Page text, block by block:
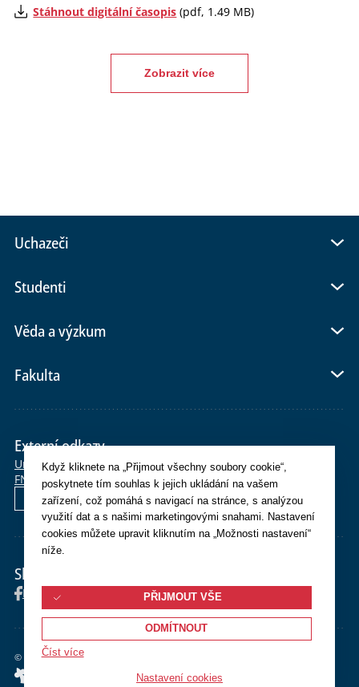
Stáhnout digitální časopis (pdf, 1.49 MB)
Zobrazit více
Uchazeči
Studenti
Věda a výzkum
Fakulta
Externí odkazy
Univerzita KarlovaE-shopPo>StudiumSiSMoodleOBD
FN PlzeňWhois WebmailHelpdesk
English
Sledujte nás
Facebook Instagram YouTube
© 2026 Univerzita Karlova Lékařská fakulta v Plzni
Když kliknete na „Přijmout všechny soubory cookie“,
poskytnete tím souhlas k jejich ukládání na vašem
zařízení, což pomáhá s navigací na stránce, s analýzou
využití dat a s našimi marketingovými snahami. Nastavení
cookies můžete upravit kliknutím na „Možnosti nastavení“
níže.
PŘIJMOUT VŠE
ODMÍTNOUT
Nastavení cookies
Číst více